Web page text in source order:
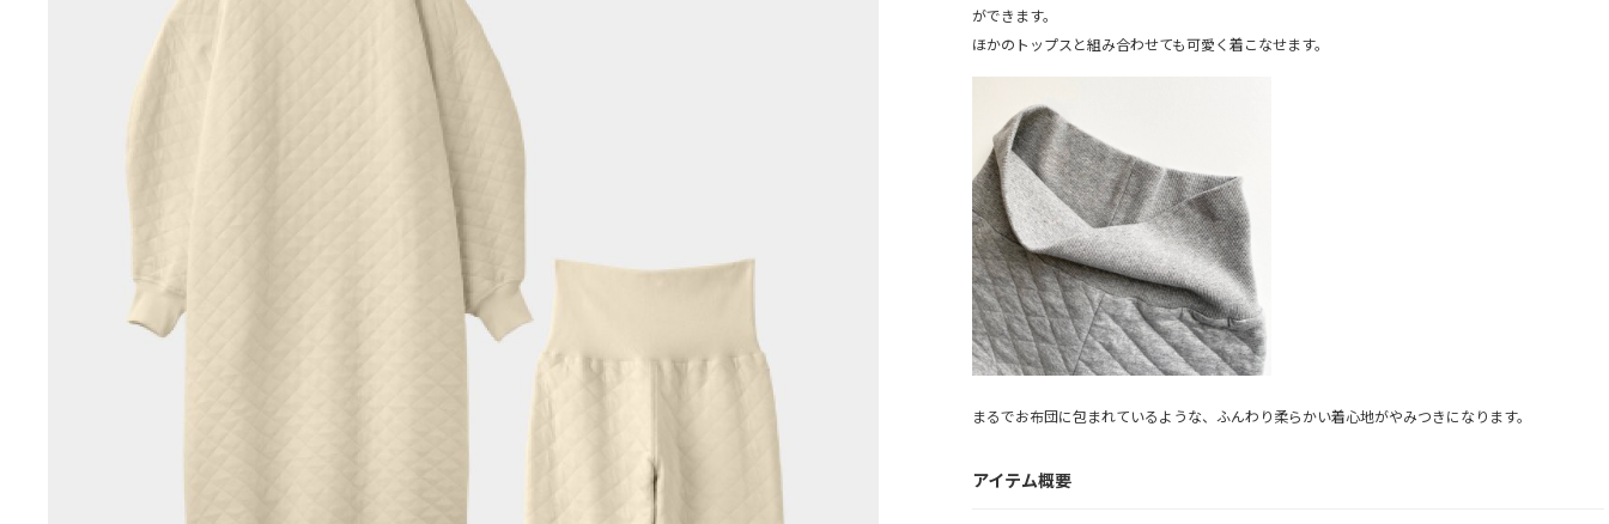
ができます。
ほかのトップスと組み合わせても可愛く着こなせます。
まるでお布団に包まれているような、ふんわり柔らかい着心地がやみつきになります。
アイテム概要